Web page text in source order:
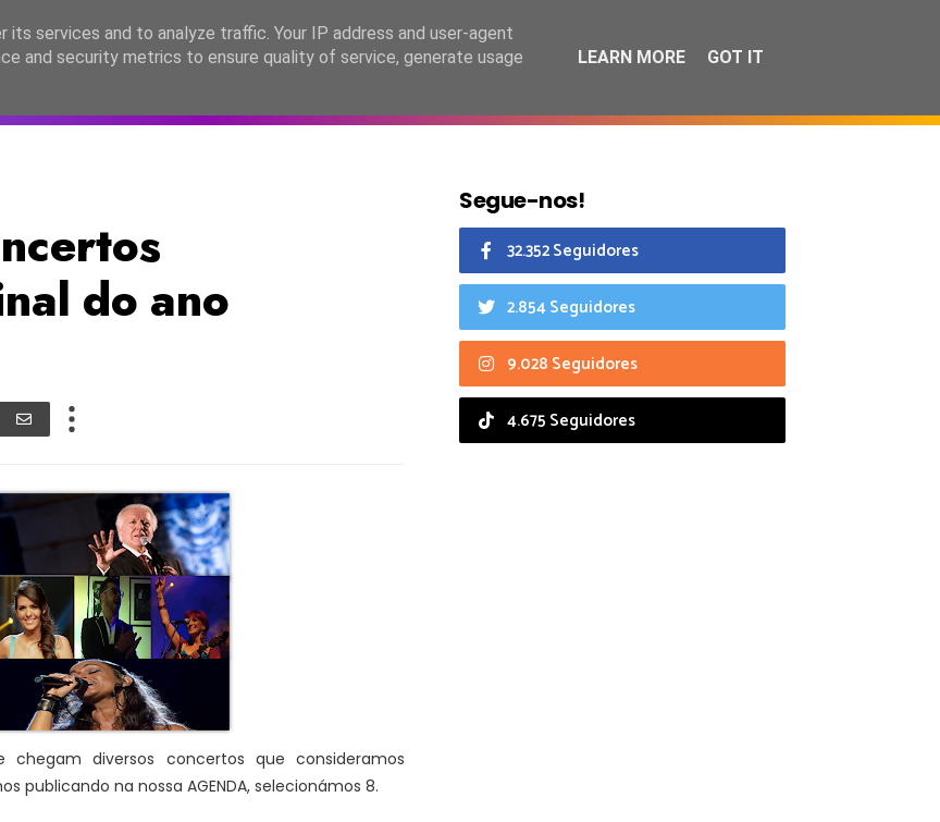
EASC2026 PORTUGAL LANÇAMENTOS ESPECIAIS CALENDÁRIO
do ano
diversos concertos que consideramos
publicando na nossa AGENDA, selecionámos 8.
Segue-nos!
32.352 Seguidores
2.854 Seguidores
9.028 Seguidores
4.675 Seguidores
services and to analyze traffic. Your IP address and user-agent
and security metrics to ensure quality of service, generate usage
LEARN MORE GOT IT